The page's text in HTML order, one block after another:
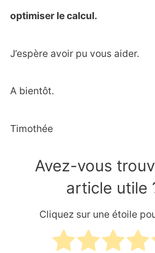
optimiser le calcul.
J’espère avoir pu vous aider.
A bientôt.
Timothée
Avez-vous
article utile
Cliquez sur une étoile